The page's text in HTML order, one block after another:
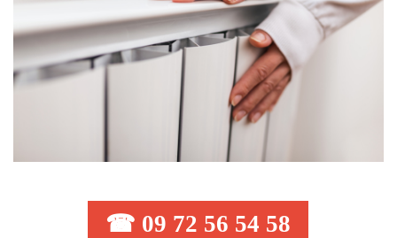
☎ 09 72 56 54 58